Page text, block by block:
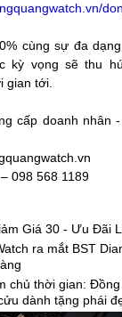
cùng sự đa
kỳ vọng sẽ thu
gian tới.
cấp doanh nhân
098 568 1189
Giá 30 - Ưu Đãi
ra mắt BST
chủ thời gian:
dành tặng phái